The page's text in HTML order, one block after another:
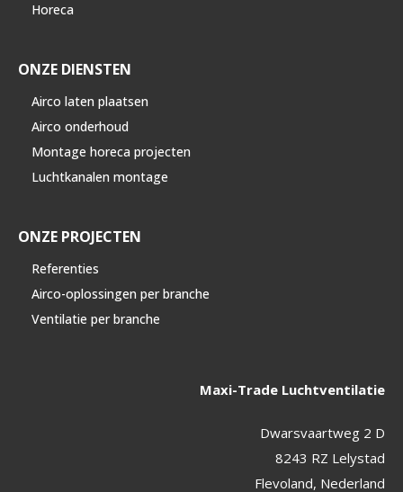
Horeca
ONZE DIENSTEN
Airco laten plaatsen
Airco onderhoud
Montage horeca projecten
Luchtkanalen montage
ONZE PROJECTEN
Referenties
Airco-oplossingen per branche
Ventilatie per branche
Maxi-Trade Luchtventilatie
Dwarsvaartweg 2 D
8243 RZ Lelystad
Flevoland, Nederland